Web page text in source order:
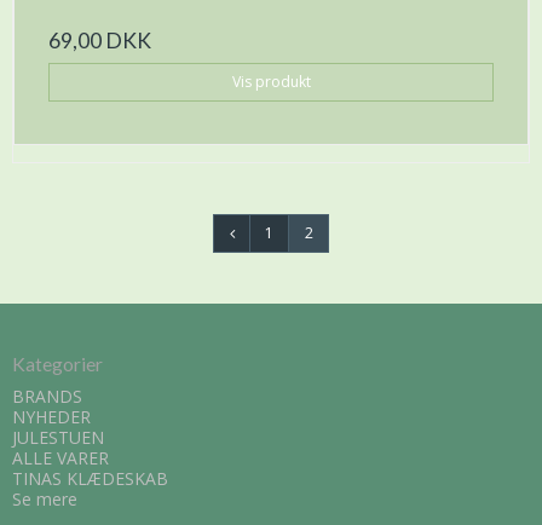
69,00 DKK
Vis produkt
1 2
Kategorier
BRANDS
NYHEDER
JULESTUEN
ALLE VARER
TINAS KLÆDESKAB
Se mere